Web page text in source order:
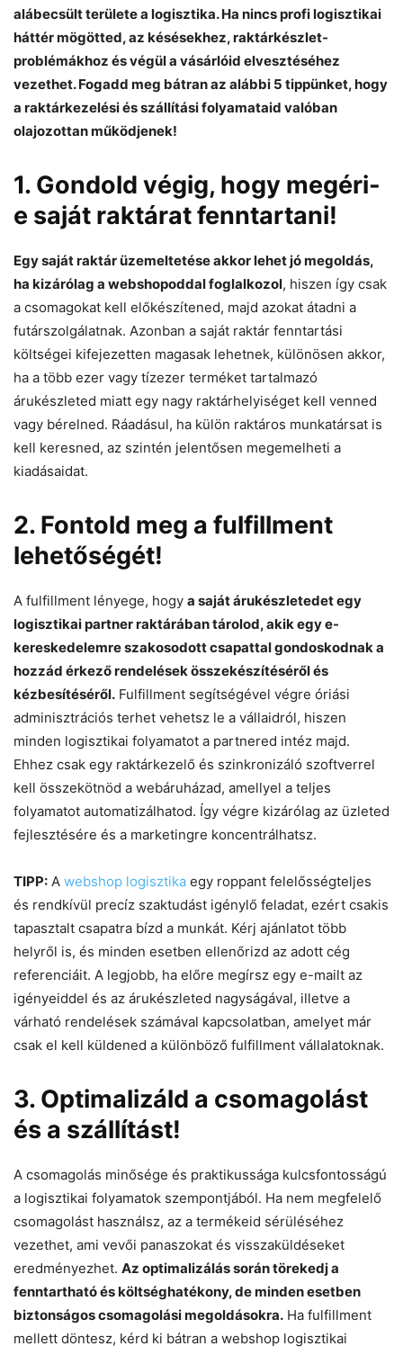
alábecsült területe a logisztika. Ha nincs profi logisztikai
háttér mögötted, az késésekhez, raktárkészlet-
problémákhoz és végül a vásárlóid elvesztéséhez
vezethet. Fogadd meg bátran az alábbi 5 tippünket, hogy
a raktárkezelési és szállítási folyamataid valóban
olajozottan működjenek!
1. Gondold végig, hogy megéri-
e saját raktárat fenntartani!
Egy saját raktár üzemeltetése akkor lehet jó megoldás,
ha kizárólag a webshopoddal foglalkozol, hiszen így csak
a csomagokat kell előkészítened, majd azokat átadni a
futárszolgálatnak. Azonban a saját raktár fenntartási
költségei kifejezetten magasak lehetnek, különösen akkor,
ha a több ezer vagy tízezer terméket tartalmazó
árukészleted miatt egy nagy raktárhelyiséget kell venned
vagy bérelned. Ráadásul, ha külön raktáros munkatársat is
kell keresned, az szintén jelentősen megemelheti a
kiadásaidat.
2. Fontold meg a fulfillment
lehetőségét!
A fulfillment lényege, hogy a saját árukészletedet egy
logisztikai partner raktárában tárolod, akik egy e-
kereskedelemre szakosodott csapattal gondoskodnak a
hozzád érkező rendelések összekészítéséről és
kézbesítéséről. Fulfillment segítségével végre óriási
adminisztrációs terhet vehetsz le a vállaidról, hiszen
minden logisztikai folyamatot a partnered intéz majd.
Ehhez csak egy raktárkezelő és szinkronizáló szoftverrel
kell összekötnöd a webáruházad, amellyel a teljes
folyamatot automatizálhatod. Így végre kizárólag az üzleted
fejlesztésére és a marketingre koncentrálhatsz.
TIPP: A webshop logisztika egy roppant felelősségteljes
és rendkívül precíz szaktudást igénylő feladat, ezért csakis
tapasztalt csapatra bízd a munkát. Kérj ajánlatot több
helyről is, és minden esetben ellenőrizd az adott cég
referenciáit. A legjobb, ha előre megírsz egy e-mailt az
igényeiddel és az árukészleted nagyságával, illetve a
várható rendelések számával kapcsolatban, amelyet már
csak el kell küldened a különböző fulfillment vállalatoknak.
3. Optimalizáld a csomagolást
és a szállítást!
A csomagolás minősége és praktikussága kulcsfontosságú
a logisztikai folyamatok szempontjából. Ha nem megfelelő
csomagolást használsz, az a termékeid sérüléséhez
vezethet, ami vevői panaszokat és visszaküldéseket
eredményezhet. Az optimalizálás során törekedj a
fenntartható és költséghatékony, de minden esetben
biztonságos csomagolási megoldásokra. Ha fulfillment
mellett döntesz, kérd ki bátran a webshop logisztikai